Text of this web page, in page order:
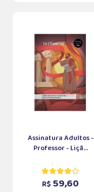
Assinatura Adultos -
Professor - Liçã...
R$ 59,60